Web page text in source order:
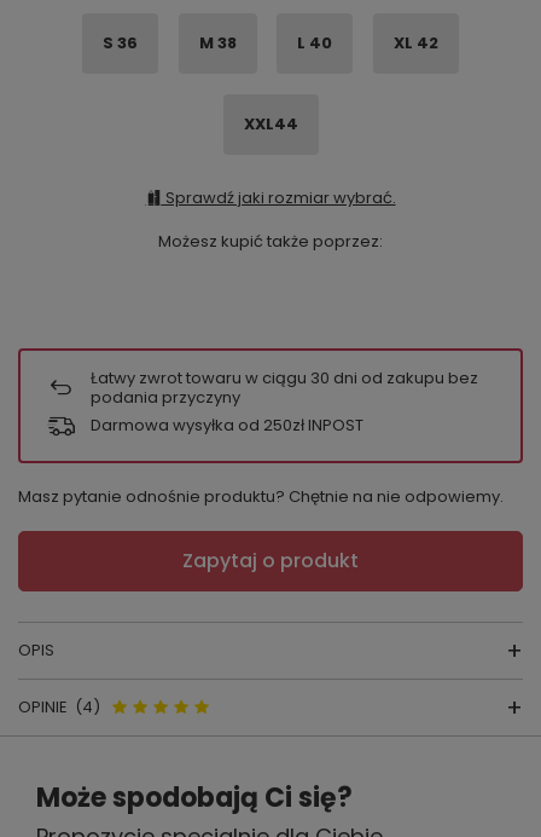
S 36 M 38 L 40 XL 42
XXL44
Sprawdź jaki rozmiar wybrać.
Możesz kupić także poprzez:
Łatwy zwrot towaru w ciągu 30 dni od zakupu bez
podania przyczyny
Darmowa wysyłka od 250zł INPOST
Masz pytanie odnośnie produktu? Chętnie na nie odpowiemy.
Zapytaj o produkt
OPIS
Szlafrok VISA 871
kraj produkcji: POLSKA
OPINIE (4)
Opinie o 871 Visa Szlafrok damski
Forex - jasna mocca
Może spodobają Ci się?